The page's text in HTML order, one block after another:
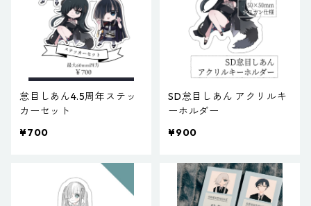
怠目しあん4.5周年ステッ
カーセット
¥700
SD怠目しあん アクリルキ
ーホルダー
¥900